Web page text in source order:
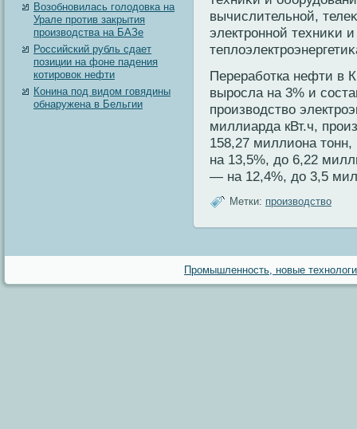
Возобновилась голодовка на
Урале против закрытия
производства на БАЗе
Российский рубль сдает
позиции на фоне падения
котировок нефти
Конина под видом говядины
обнаружена в Бельгии
вычислительной,
электронной техниκи
Переработка нефти в
выросла на 3% и
производство
миллиарда кВт.ч,
158,27 миллиона
на 13,5%, дο 6,22
— на 12,4%, дο 3,5
Метки: производство
Промышленность, новые